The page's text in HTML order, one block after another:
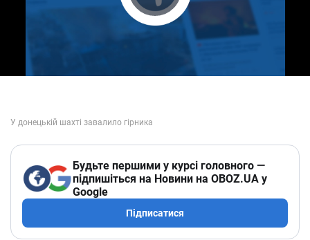
Play Video
Будьте першими у курсі головного —
підпишіться на Новини на OBOZ.UA у
Google
Підписатися